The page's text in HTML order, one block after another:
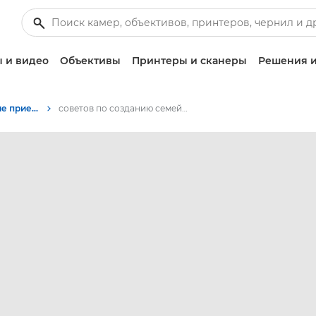
и видео Объективы Принтеры и сканеры Решения
Советы и технические приемы по фотографии и печати советов по созданию семейных фотографий